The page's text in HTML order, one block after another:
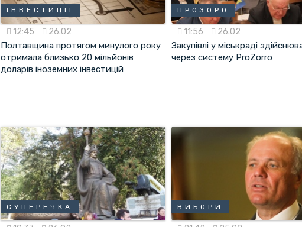
ІНВЕСТИЦІЇ
12:45 26.02
Полтавщина протягом минулого року
отримала близько 20 мільйонів
доларів іноземних інвестицій
ПРОЗОРО
11:56 26.02
Закупівлі у міськраді
через систему ProZorro
СУПЕРЕЧКА ВИБОРИ